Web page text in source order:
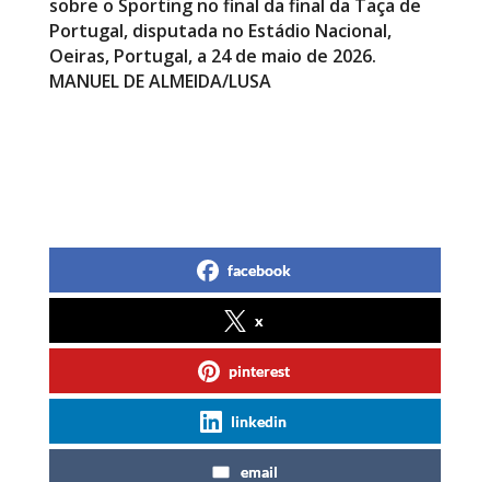
sobre o Sporting no final da final da Taça de
Portugal, disputada no Estádio Nacional,
Oeiras, Portugal, a 24 de maio de 2026.
MANUEL DE ALMEIDA/LUSA
facebook
x
pinterest
linkedin
email